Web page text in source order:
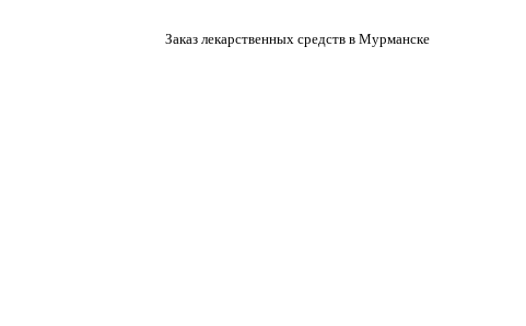
Заказ лекарственных средств в Мурманске